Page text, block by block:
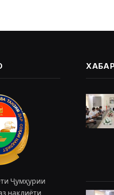
Ҷумҳурии
нақлиёти